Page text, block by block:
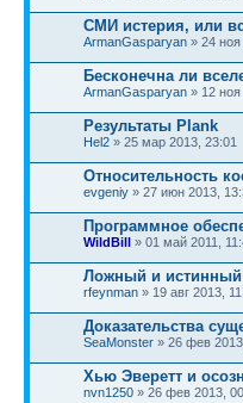
СМИ истерия, или
ArmanGasparyan » 24
Бесконечна ли
ArmanGasparyan » 12
Результаты Plank
Hel2 » 25 мар 2013, 23:01
Относительность
evgeniy » 27 июн 2013,
Программное
WildBill » 01 май 2011,
Ложный и истинный
rfeynman » 19 авг 2013,
Доказательства
SeaMonster » 26 фев
Хью Эверетт и
nvn1250 » 26 фев 2013,